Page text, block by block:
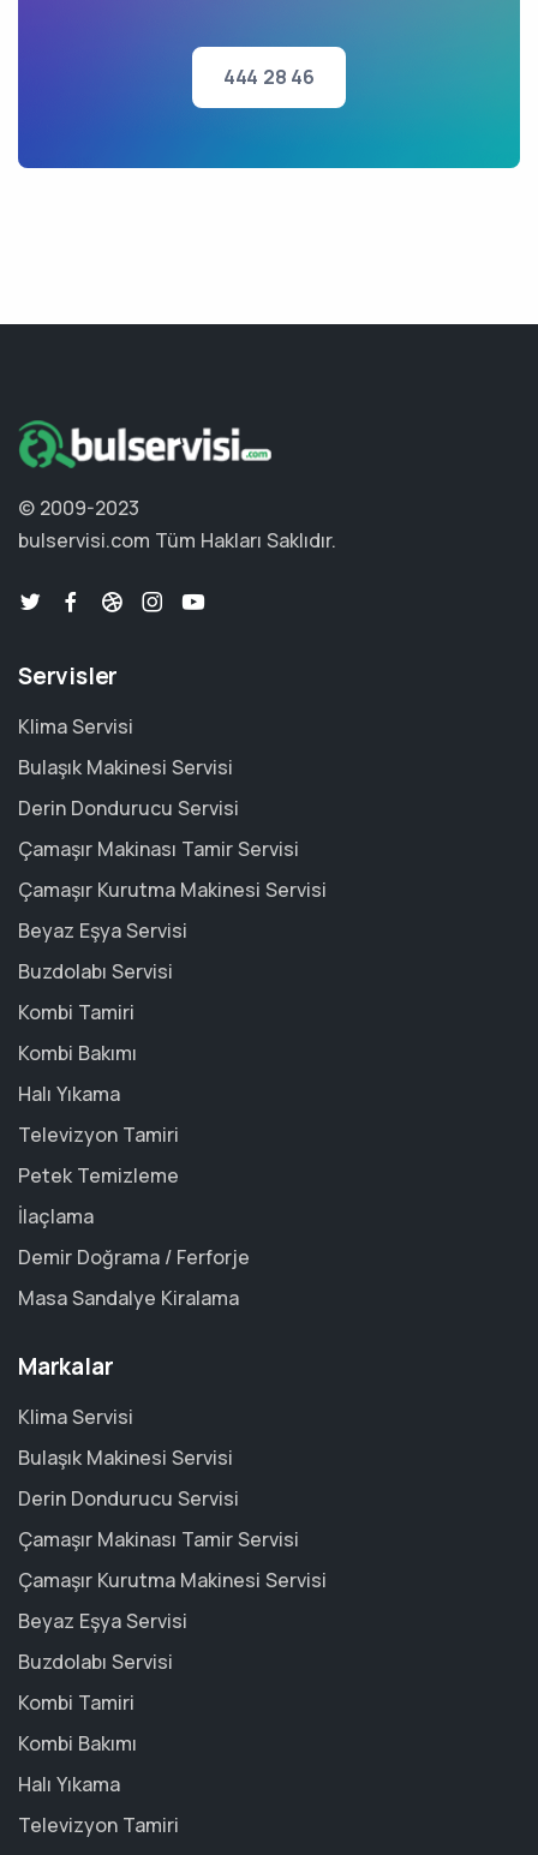
444 28 46
© 2009-2023
bulservisi.com Tüm Hakları Saklıdır.
Servisler
Klima Servisi
Bulaşık Makinesi Servisi
Derin Dondurucu Servisi
Çamaşır Makinası Tamir Servisi
Çamaşır Kurutma Makinesi Servisi
Beyaz Eşya Servisi
Buzdolabı Servisi
Kombi Tamiri
Kombi Bakımı
Halı Yıkama
Televizyon Tamiri
Petek Temizleme
İlaçlama
Demir Doğrama / Ferforje
Masa Sandalye Kiralama
Markalar
Klima Servisi
Bulaşık Makinesi Servisi
Derin Dondurucu Servisi
Çamaşır Makinası Tamir Servisi
Çamaşır Kurutma Makinesi Servisi
Beyaz Eşya Servisi
Buzdolabı Servisi
Kombi Tamiri
Kombi Bakımı
Halı Yıkama
Televizyon Tamiri